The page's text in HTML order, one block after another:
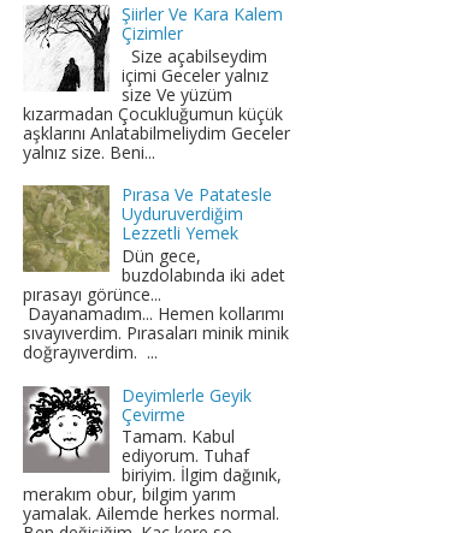
Şiirler Ve Kara Kalem
Çizimler
Size açabilseydim
içimi Geceler yalnız
size Ve yüzüm
kızarmadan Çocukluğumun küçük
aşklarını Anlatabilmeliydim Geceler
yalnız size. Beni...
Pırasa Ve Patatesle
Uyduruverdiğim
Lezzetli Yemek
Dün gece,
buzdolabında iki adet
pırasayı görünce...
Dayanamadım... Hemen kollarımı
sıvayıverdim. Pırasaları minik minik
doğrayıverdim. ...
Deyimlerle Geyik
Çevirme
Tamam. Kabul
ediyorum. Tuhaf
biriyim. İlgim dağınık,
merakım obur, bilgim yarım
yamalak. Ailemde herkes normal.